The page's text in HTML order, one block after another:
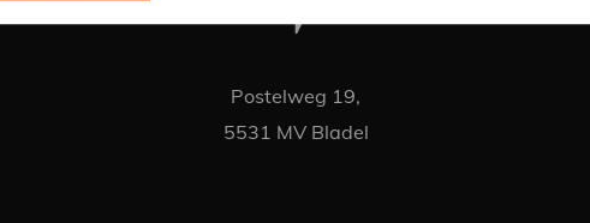
Postelweg 19,
5531 MV Bladel